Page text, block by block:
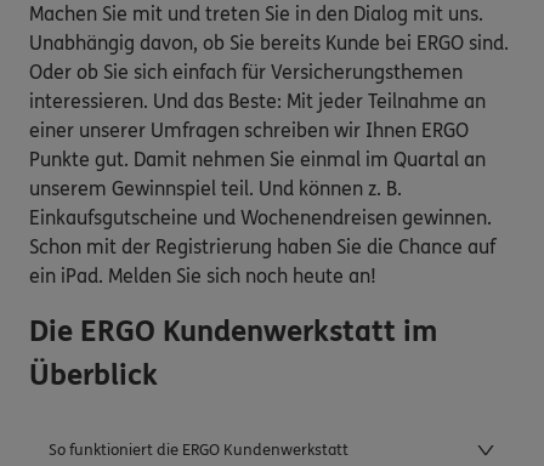
Machen Sie mit und treten Sie in den Dialog mit uns.
Unabhängig davon, ob Sie bereits Kunde bei ERGO sind.
Oder ob Sie sich einfach für Versicherungsthemen
interessieren. Und das Beste: Mit jeder Teilnahme an
einer unserer Umfragen schreiben wir Ihnen ERGO
Punkte gut. Damit nehmen Sie einmal im Quartal an
unserem Gewinnspiel teil. Und können z. B.
Einkaufsgutscheine und Wochenendreisen gewinnen.
Schon mit der Registrierung haben Sie die Chance auf
ein iPad. Melden Sie sich noch heute an!
Die ERGO Kundenwerkstatt im
Überblick
So funktioniert die ERGO Kundenwerkstatt